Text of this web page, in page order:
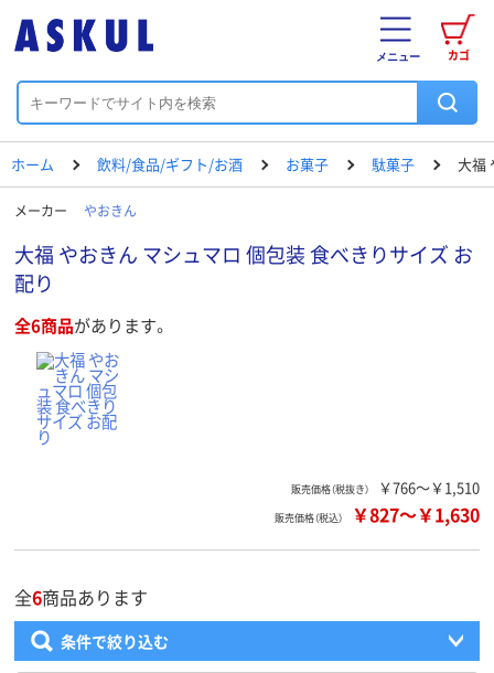
カゴ
メニュー
ホーム 飲料/食品/ギフト/お酒 お菓子 駄菓子 大福
メーカー やおきん
大福 やおきん マシュマロ 個包装 食べきりサイズ お
配り
全6商品があります。
販売価格（税抜き） ￥766～￥1,510
販売価格（税込） ￥827～￥1,630
全6商品あります
条件で絞り込む